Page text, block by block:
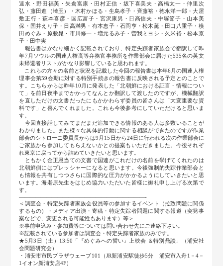
速水・野田福美・矢倉富康・田村正信・坂下喜美夫・高橋太一・仲里次
弘・藤田進（埼玉）・木村かほる・生島孝子・斉藤裕・徳永洋一郎・大屋
敷正行・萩本喜彦・国広富子・宮沢康男・日高信夫・中塚節子・山本美
保・国井えり子・日高満男・有本恵子・石岡亨・松木薫・田口八重子・横
田めぐみ・原敕晁・市川修一・増元るみ子・曽我ミヨシ・久米裕・松本京
子・田中実
報告書はかなり細かく記載されており、特定失踪者家族会で翻訳して昨
年7月ソウルの国連人権高等弁務官事務所を作業部会に届けた535名の英文
未帰還者リストがかなり影響していると思われます。
これらの方々の名前と状況を記載した今回の報告書は本年6月の国連人権
理事会第59会期に対する特別手続きの報告書に反映される予定とのことで
す。こちらからは昨年10月に発表した「北朝鮮における証言・情報につい
て」を前日夜半までかかってなんとか翻訳して渡したのですが、機械翻訳
を直しただけの文書だったにもかかわらず委員の皆さんは「大変重要な資
料です」と喜んでくれました。これも今後参考にしていただけると思いま
す。
今回直接話してみてまだまだ追加できる情報のある人は多数いることが
わかりました。また様々な具体的行動に関する相談ができたのですが作業
部会のシトローニ委員長からは9月15日から24日に行われる次の作業部会に
ご家族から参加してもらえないかとの提案もいただきました。今後それぞ
れ東京に戻ってから詰めていきたいと思います。
ともかく金正恩当ての文書で国連がこれだけの名前を挙げてくれたのは
北朝鮮側にはプレッシャーになると思います。今後強制的失踪作業部会と
も情報を共有しつつさらに国際的な圧力がかかるようにしていきたいと思
います。海老原先生をはじめ協力いただいた皆様に御礼申し上げる次第で
す。
―――――――――――――――――――――――-
＜調査会・特定失踪者家族会役員等の参加するイベント（拉致問題に関係
するもの）・メディア出演・寄稿・特定失踪者問題に関する報道（突発事
案などで、変更される可能性もあります）等＞
※事前申込み・参加費等については問い合わせ先にご連絡下さい。
※記載されている参加者は調査会・特定失踪者家族のみです。
★5月3日（土）13:50「『めぐみへの誓い』上映会 ＆特別鼎談」（浦安社
会問題研究会）
・浦安市市民プラザウェーブ101（JR新浦安駅徒歩5分 浦安市入舟1－4－
1イオン新浦安店4F）